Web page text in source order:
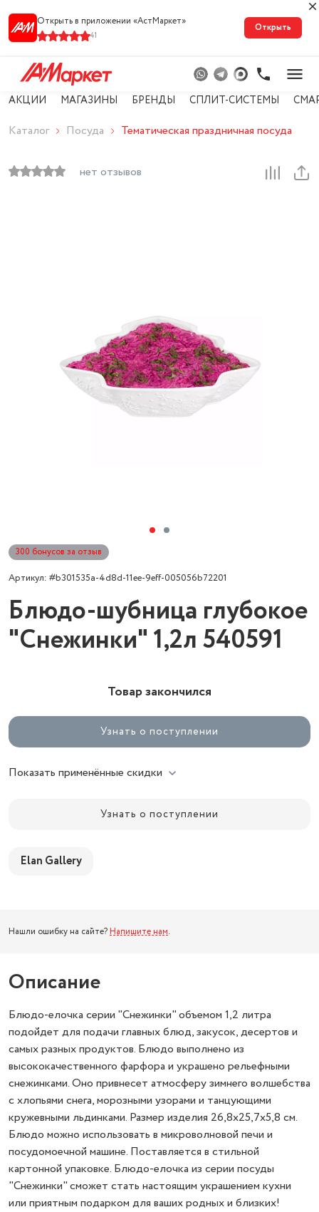
Открыть в приложении «АстМарке‪т‬»
41
Открыть
АКЦИИ МАГАЗИНЫ БРЕНДЫ СПЛИТ-СИСТЕМЫ
Каталог Посуда Тематическая праздничная посуда
нет отзывов
300 бонусов за отзыв
Артикул: #b301535a-4d8d-11ee-9eff-005056b72201
Блюдо-шубница глубокое
"Снежинки" 1,2л 540591
Товар закончился
Узнать о поступлении
Показать применённые скидки
Узнать о поступлении
Elan Gallery
Нашли ошибку на сайте? Напишите нам.
Описание
Блюдо-елочка серии "Снежинки" объемом 1,2 литра
подойдет для подачи главных блюд, закусок, десертов и
самых разных продуктов. Блюдо выполнено из
высококачественного фарфора и украшено рельефными
снежинками. Оно привнесет атмосферу зимнего волшебства
с хлопьями снега, морозными узорами и танцующими
кружевными льдинками. Размер изделия 26,8х25,7х5,8 см.
Блюдо можно использовать в микроволновой печи и
посудомоечной машине. Поставляется в стильной
картонной упаковке. Блюдо-елочка из серии посуды
"Снежинки" сможет стать настоящим украшением кухни
или приятным подарком для ваших родных и близких!